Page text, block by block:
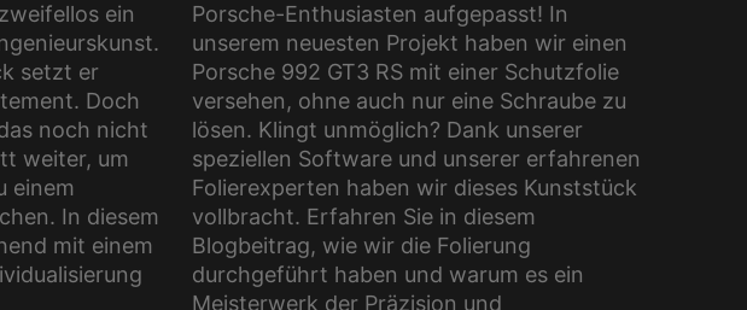
ein
setzt er
Doch
noch nicht
weiter, um
einem
In diesem
mit einem
Porsche-Enthusiasten aufgepasst! In
unserem neuesten Projekt haben wir einen
Porsche 992 GT3 RS mit einer Schutzfolie
versehen, ohne auch nur eine Schraube zu
lösen. Klingt unmöglich? Dank unserer
speziellen Software und unserer erfahrenen
Folierexperten haben wir dieses Kunststück
vollbracht. Erfahren Sie in diesem
Blogbeitrag, wie wir die Folierung
durchgeführt haben und warum es ein
Meisterwerk der Präzision und